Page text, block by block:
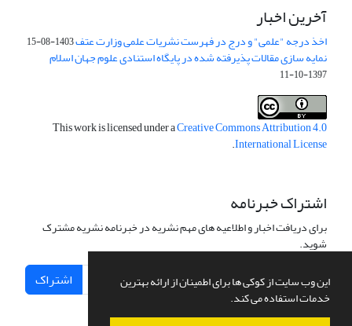
این وب سایت از کوکی ها برای اطمینان از ارائه بهترین
خدمات استفاده می کند.
آخرین اخبار
اخذ درجه "علمی" و درج در فهرست نشریات علمی وزارت عتف1403-08-15
نمایه سازی مقالات پذیرفته شده در پایگاه استنادی علوم جهان اسلام
1397-10-11
This work is licensed under aCreative Commons Attribution 4.0
International License
.
اشتراک خبرنامه
برای دریافت اخبار و اطلاعیه های مهم نشریه در خبرنامه نشریه مشترک
شوید.
اشتراک